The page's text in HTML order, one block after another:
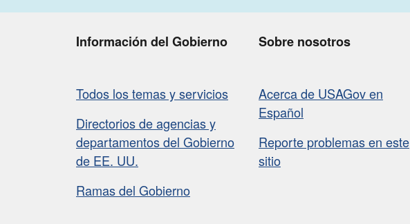
Información del Gobierno
Todos los temas y servicios
Directorios de agencias y
departamentos del Gobierno
de EE. UU.
Ramas del Gobierno
Sobre nosotros
Acerca de USAGov en
Español
Reporte problemas en este
sitio